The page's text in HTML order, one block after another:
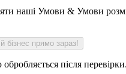
наші Умови & Умови
після